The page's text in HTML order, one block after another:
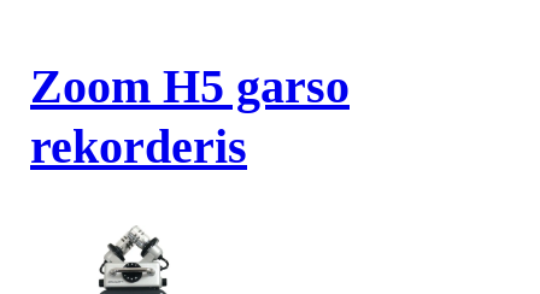
Zoom H5 garso
rekorderis